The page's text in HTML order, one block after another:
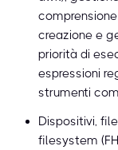
creazione e
priorità di
espressioni
strumenti
Dispositivi,
filesystem